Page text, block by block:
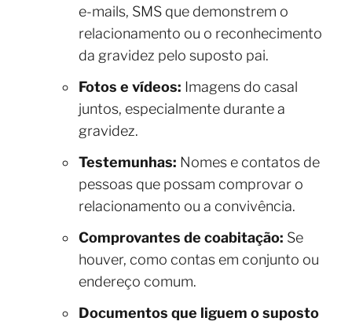
e-mails, SMS que demonstrem o
relacionamento ou o reconhecimento
da gravidez pelo suposto pai.
Fotos e vídeos: Imagens do casal
juntos, especialmente durante a
gravidez.
Testemunhas: Nomes e contatos de
pessoas que possam comprovar o
relacionamento ou a convivência.
Comprovantes de coabitação: Se
houver, como contas em conjunto ou
endereço comum.
Documentos que liguem o suposto